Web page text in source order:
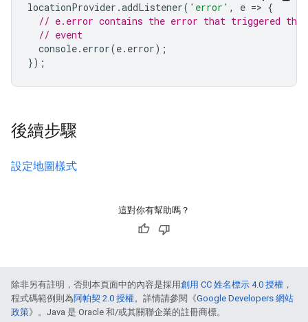
locationProvider .addListener( 'error' , e => {
// e.error contains the error that triggered the
// event
console. error(e. error);
});
後續步驟
設定地圖樣式
這對你有幫助嗎？
除非另有註明，否則本頁面中的內容是採用創用 CC 姓名標示 4.0 授權 ，
程式碼範例則為阿帕契 2.0 授權。詳情請參閱《Google Developers 網站
政策》。Java 是 Oracle 和/或其關聯企業的註冊商標。